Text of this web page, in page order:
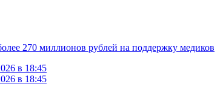
270 миллионов рублей на поддержку медиков
в 18:45
в 18:45